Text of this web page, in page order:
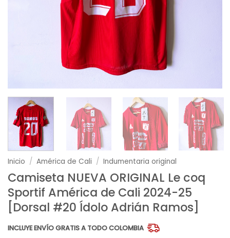
Inicio / América de Cali / Indumentaria original
Camiseta NUEVA ORIGINAL Le coq
Sportif América de Cali 2024-25
[Dorsal #20 Ídolo Adrián Ramos]
INCLUYE ENVÍO GRATIS A TODO COLOMBIA